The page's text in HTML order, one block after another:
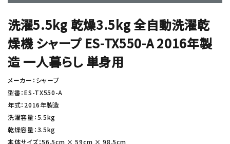
洗濯5.5kg 乾燥3.5kg 全自動洗濯乾
燥機 シャープ ES-TX550-A 2016年製
造 一人暮らし 単身用
メーカー：シャープ
型番：ES-TX550-A
年式：2016年製造
洗濯容量：5.5kg
乾燥容量：3.5kg
本体サイズ：56.5cm × 59cm × 98.5cm